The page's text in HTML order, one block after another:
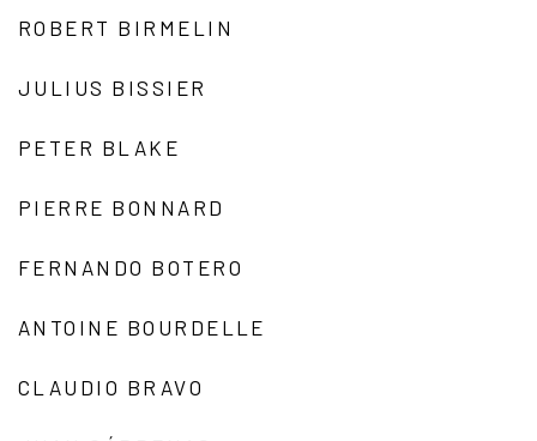
ROBERT BIRMELIN
JULIUS BISSIER
PETER BLAKE
PIERRE BONNARD
FERNANDO BOTERO
ANTOINE BOURDELLE
CLAUDIO BRAVO